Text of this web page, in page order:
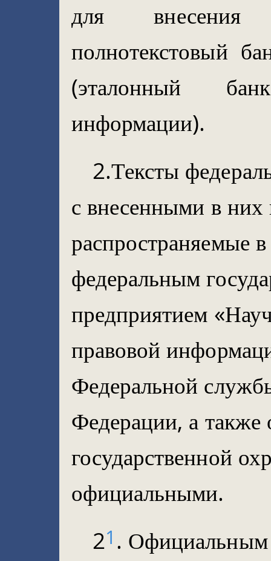
для внесения
полнотекстовый
(эталонный
информации).
2.Тексты
с внесенными в
распространяемые
федеральным
предприятием
правовой
Федеральной
Федерации, а также
государственной
официальными.
21 . Официальным